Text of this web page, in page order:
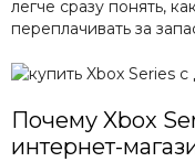
легче сразу понять,
переплачивать за
Почему Xbox
интернет-